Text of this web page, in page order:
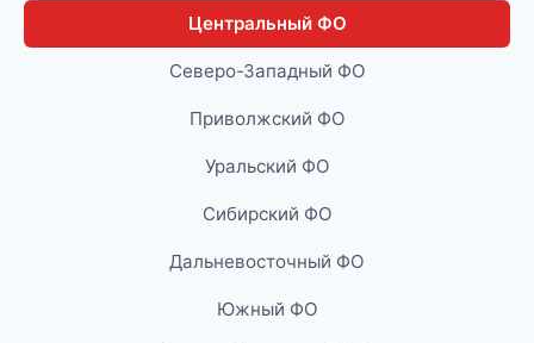
Центральный ФО
Северо-Западный ФО
Приволжский ФО
Уральский ФО
Сибирский ФО
Дальневосточный ФО
Южный ФО